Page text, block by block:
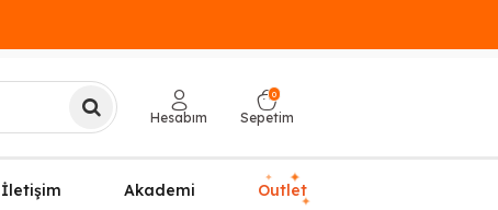
Hesabım
0
Sepetim
İletişim Akademi Outlet
✦ ✦
✦